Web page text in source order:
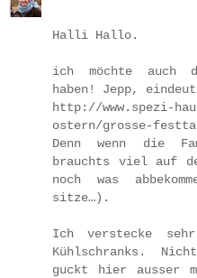
Halli Hallo.
ich möchte auch
haben! Jepp,
http://www.spezi-
ostern/grosse-
Denn wenn die
brauchts viel auf
noch was
sitze…).
Ich verstecke sehr
Kühlschranks.
guckt hier ausser